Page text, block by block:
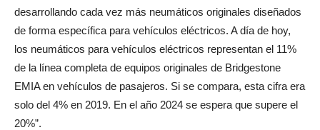
desarrollando cada vez más neumáticos originales diseñados
de forma específica para vehículos eléctricos. A día de hoy,
los neumáticos para vehículos eléctricos representan el 11%
de la línea completa de equipos originales de Bridgestone
EMIA en vehículos de pasajeros. Si se compara, esta cifra era
solo del 4% en 2019. En el año 2024 se espera que supere el
20%”.